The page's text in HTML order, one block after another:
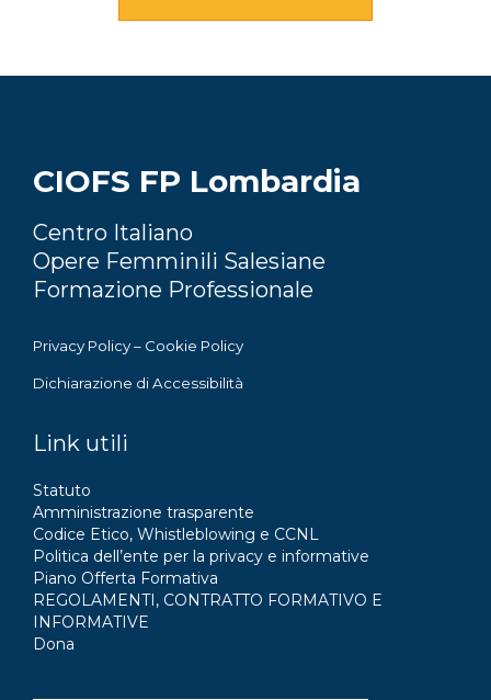
CIOFS FP Lombardia
Centro Italiano
Opere Femminili Salesiane
Formazione Professionale
Privacy Policy– Cookie Policy
Dichiarazione di Accessibilità
Link utili
Statuto
Amministrazione trasparente
Codice Etico, Whistleblowing e CCNL
Politica dell’ente per la privacy e informative
Piano Offerta Formativa
REGOLAMENTI, CONTRATTO FORMATIVO E
INFORMATIVE
Dona